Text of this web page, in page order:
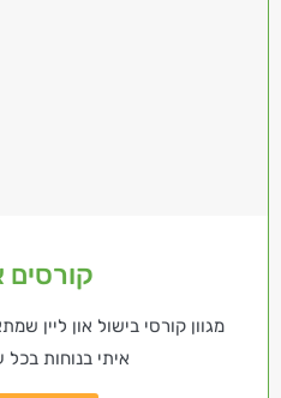
קורסים
מגוון קורסי בישול און ליין
איתי בנוחות